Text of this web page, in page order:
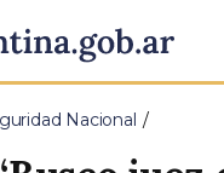
principal
Nacional